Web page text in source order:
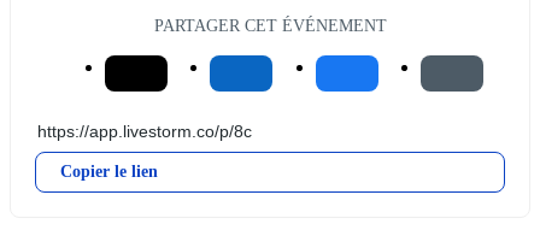
PARTAGER CET ÉVÉNEMENT
Copier le lien